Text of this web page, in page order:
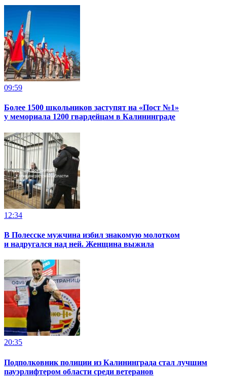
09:59
Более 1500 школьников заступят на «Пост №1»
у мемориала 1200 гвардейцам в Калининграде
12:34
В Полесске мужчина избил знакомую молотком
и надругался над ней. Женщина выжила
20:35
Подполковник полиции из Калининграда стал лучшим
пауэрлифтером области среди ветеранов